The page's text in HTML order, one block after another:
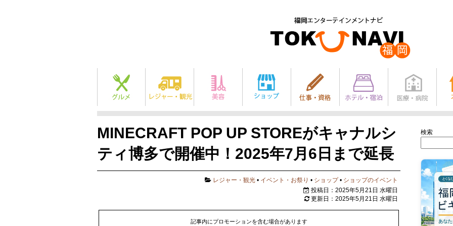
MINECRAFT POP UP STOREがキャナルシ
ティ博多で開催中！2025年7月6日まで延長
レジャー・観光 • イベント・お祭り • ショップ• ショップのイベント
投稿日：2025年5月21日 水曜日
更新日：2025年5月21日 水曜日
記事内にプロモーションを含む場合があります
検索